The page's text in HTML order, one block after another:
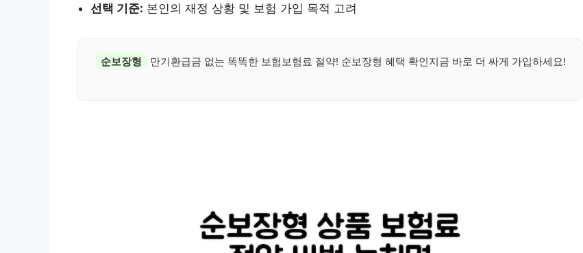
선택 기준: 본인의 재정 상황 및 보험 가입 목적 고려
순보장형 만기환급금 없는 똑똑한 보험보험료 절약! 순보장형 혜택 확인지금 바로 더 싸게 가입하세요!